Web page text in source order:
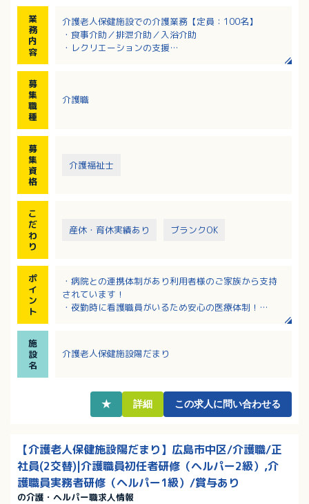
業
務
内
容
介護老人保健施設での介護業務【定員：100名】
・食事介助／排泄介助／入浴介助
・レクリエーションの支援
※スタッフ40名で対応しています。
募
集
職
種
介護職
募
集
資
格
介護福祉士
こ
だ
わ
り
産休・育休実績あり ブランクOK
ポ
イ
ン
ト
・病院との連携体制があり利用者様のご家族から支持
されています！
・夜勤時に看護職員がいるため安心の医療体制！
す！
・賞与4ヶ月！しっかり収入を得たい方におすすめ！
施
設
名
介護老人保健施設陽だまり
★ 詳細 この求人に問い合わせる
【介護老人保健施設陽だまり】広島市中区/介護職/正
社員(2交替)|介護職員初任者研修（ヘルパー2級）,介
護職員実務者研修（ヘルパー1級）/賞与あり
の介護・ヘルパー職求人情報